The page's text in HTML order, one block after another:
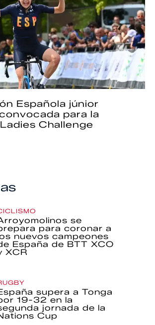
Española júnior
para la
Challenge
se
para coronar a
nuevos campeones
España de BTT XCO
XCR
supera a Tonga
19-32 en la
jornada de la
Cup